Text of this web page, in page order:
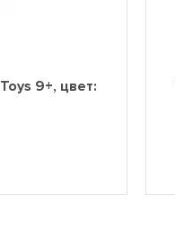
9+, цвет: